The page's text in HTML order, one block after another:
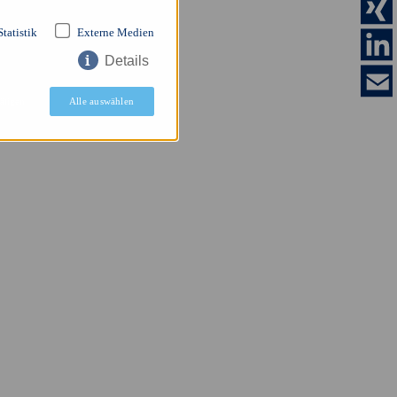
Externe Medien
Details
Alle auswählen